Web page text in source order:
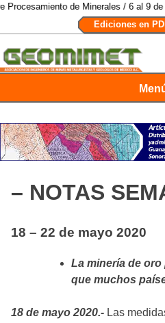
de Minerales / 6 al 9 de Octubre
Ediciones en
– NOTAS
18 – 22 de mayo 2020
La minería de oro
que muchos
18 de mayo 2020.- Las